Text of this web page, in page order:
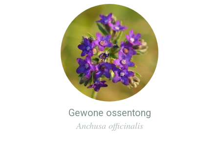
Gewone ossentong
Anchusa officinalis